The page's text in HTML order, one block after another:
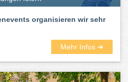
organisieren wir sehr
Mehr Infos ➜